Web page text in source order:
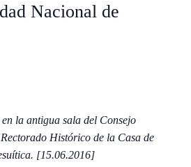
Nacional de
la antigua sala del Consejo
Histórico de la Casa de
[15.06.2016]